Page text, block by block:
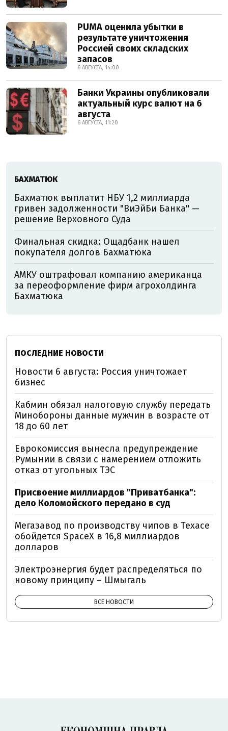
PUMA оценила убытки в
результате уничтожения
Россией своих складских
запасов
6 АВГУСТА, 14:00
Банки Украины опубликовали
актуальный курс валют на 6
августа
6 АВГУСТА, 11:20
БАХМАТЮК
Бахматюк выплатит НБУ 1,2 миллиарда
гривен задолженности "ВиЭйБи Банка" —
решение Верховного Суда
Финальная скидка: Ощадбанк нашел
покупателя долгов Бахматюка
АМКУ оштрафовал компанию американца
за переоформление фирм агрохолдинга
Бахматюка
ПОСЛЕДНИЕ НОВОСТИ
Новости 6 августа: Россия уничтожает
бизнес
Кабмин обязал налоговую службу передать
Минобороны данные мужчин в возрасте от
18 до 60 лет
Еврокомиссия вынесла предупреждение
Румынии в связи с намерением отложить
отказ от угольных ТЭС
Присвоение миллиардов "Приватбанка":
дело Коломойского передано в суд
Мегазавод по производству чипов в Техасе
обойдется SpaceX в 16,8 миллиардов
долларов
Электроэнергия будет распределяться по
новому принципу – Шмыгаль
ВСЕ НОВОСТИ